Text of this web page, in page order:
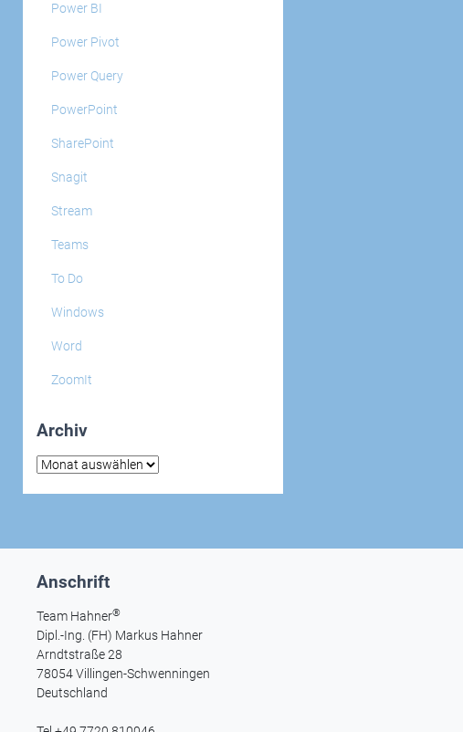
Power BI
Power Pivot
Power Query
PowerPoint
SharePoint
Snagit
Stream
Teams
To Do
Windows
Word
ZoomIt
Archiv
Archiv
Anschrift
Team Hahner®
Dipl.-Ing. (FH) Markus Hahner
Arndtstraße 28
78054 Villingen-Schwenningen
Deutschland